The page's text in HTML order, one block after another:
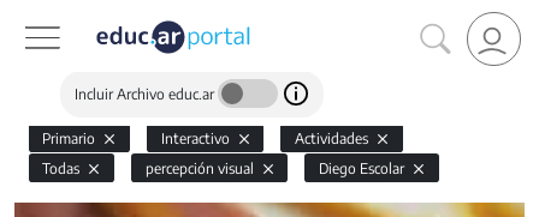
Incluir Archivo educ.ar
Primario Interactivo
Actividades
Todas
percepción visual Diego Escolar